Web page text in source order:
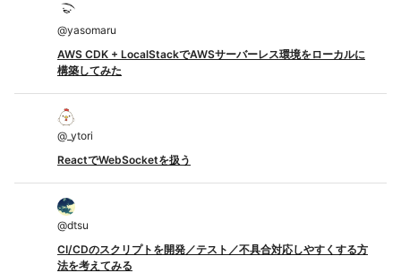
@yasomaru
AWS CDK + LocalStackでAWSサーバーレス環境をローカルに
構築してみた
@ _ytori
ReactでWebSocketを扱う
@dtsu
CI/CDのスクリプトを開発／テスト／不具合対応しやすくする方
法を考えてみる